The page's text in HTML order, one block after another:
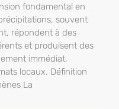
fondamental en
souvent
répondent à des
et produisent des
immédiat,
locaux. Définition
La